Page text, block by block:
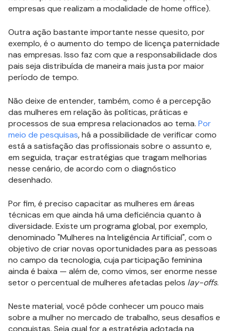
empresas que realizam a modalidade de home office).
Outra ação bastante importante nesse quesito, por
exemplo, é o aumento do tempo de licença paternidade
nas empresas. Isso faz com que a responsabilidade dos
pais seja distribuída de maneira mais justa por maior
período de tempo.
Não deixe de entender, também, como é a percepção
das mulheres em relação às políticas, práticas e
processos de sua empresa relacionados ao tema. Por
meio de pesquisas, há a possibilidade de verificar como
está a satisfação das profissionais sobre o assunto e,
em seguida, traçar estratégias que tragam melhorias
nesse cenário, de acordo com o diagnóstico
desenhado.
Por fim, é preciso capacitar as mulheres em áreas
técnicas em que ainda há uma deficiência quanto à
diversidade. Existe um programa global, por exemplo,
denominado "Mulheres na Inteligência Artificial", com o
objetivo de criar novas oportunidades para as pessoas
no campo da tecnologia, cuja participação feminina
ainda é baixa — além de, como vimos, ser enorme nesse
setor o percentual de mulheres afetadas pelos lay-offs.
Neste material, você pôde conhecer um pouco mais
sobre a mulher no mercado de trabalho, seus desafios e
conquistas. Seja qual for a estratégia adotada na